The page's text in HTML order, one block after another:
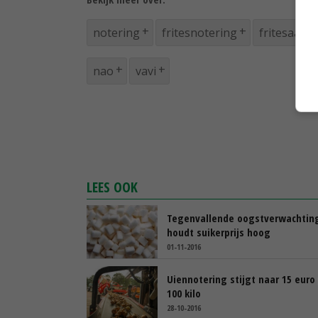
notering fritesnotering
nao vavi
LEES OOK
Tegenvallende
houdt suikerprijs hoog
01-11-2016
Uiennotering stijgt naar 15 euro
100 kilo
28-10-2016